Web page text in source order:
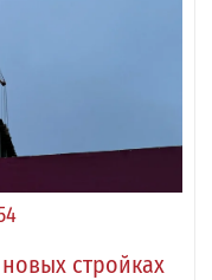
стройках